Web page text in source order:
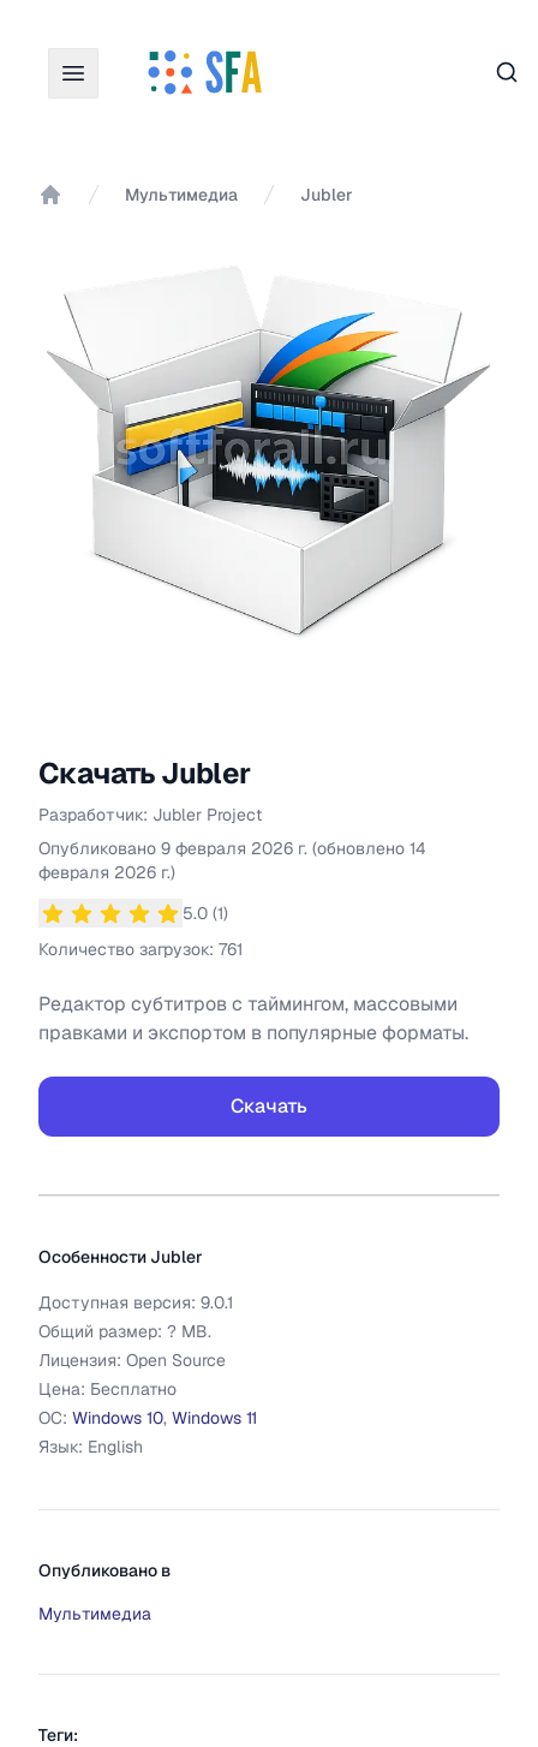
Мультимедиа Jubler
СкачатьJubler
Разработчик: Jubler Project
Информация о Jubler
Опубликовано 9 февраля 2026 г. (обновлено 14
февраля 2026 г.)
5.0 (1)
Средний рейтинг5.0из 5 звезд
Количество загрузок: 761
Редактор субтитров с таймингом, массовыми
правками и экспортом в популярные форматы.
Скачать
Особенности Jubler
Доступная версия: 9.0.1
Общий размер: ? MB.
Лицензия: Open Source
Цена: Бесплатно
ОС: Windows 10, Windows 11
Язык: English
Опубликовано в
Мультимедиа
Теги: